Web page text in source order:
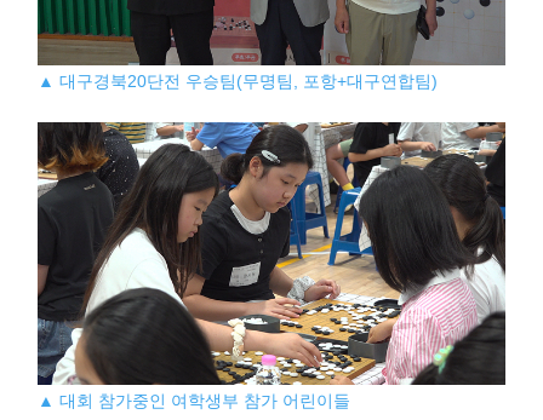
▲ 대구경북20단전 우승팀(무명팀, 포항+대구연합팀)
▲ 대회 참가중인 여학생부 참가 어린이들